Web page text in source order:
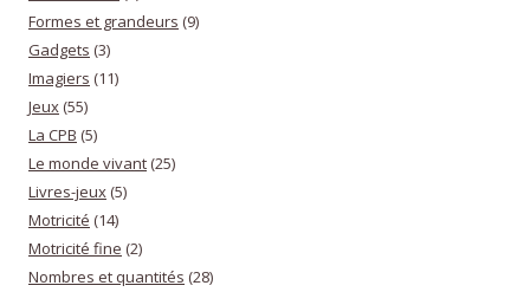
Formes et grandeurs (9)
Gadgets (3)
Imagiers (11)
Jeux (55)
La CPB (5)
Le monde vivant (25)
Livres-jeux (5)
Motricité (14)
Motricité fine (2)
Nombres et quantités (28)